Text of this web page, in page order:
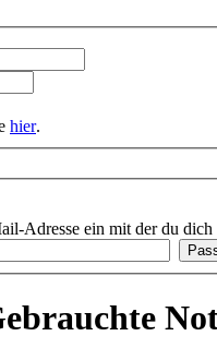
hier.
Adresse ein mit der du dich